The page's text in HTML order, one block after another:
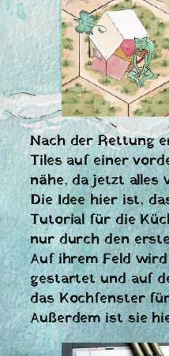
Nach der Rettung
Tiles auf einer
nähe, da jetzt alles
Die Idee hier ist,
Tutorial für die
nur durch den
Auf ihrem Feld
gestartet und auf
das Kochfenster
Außerdem ist sie